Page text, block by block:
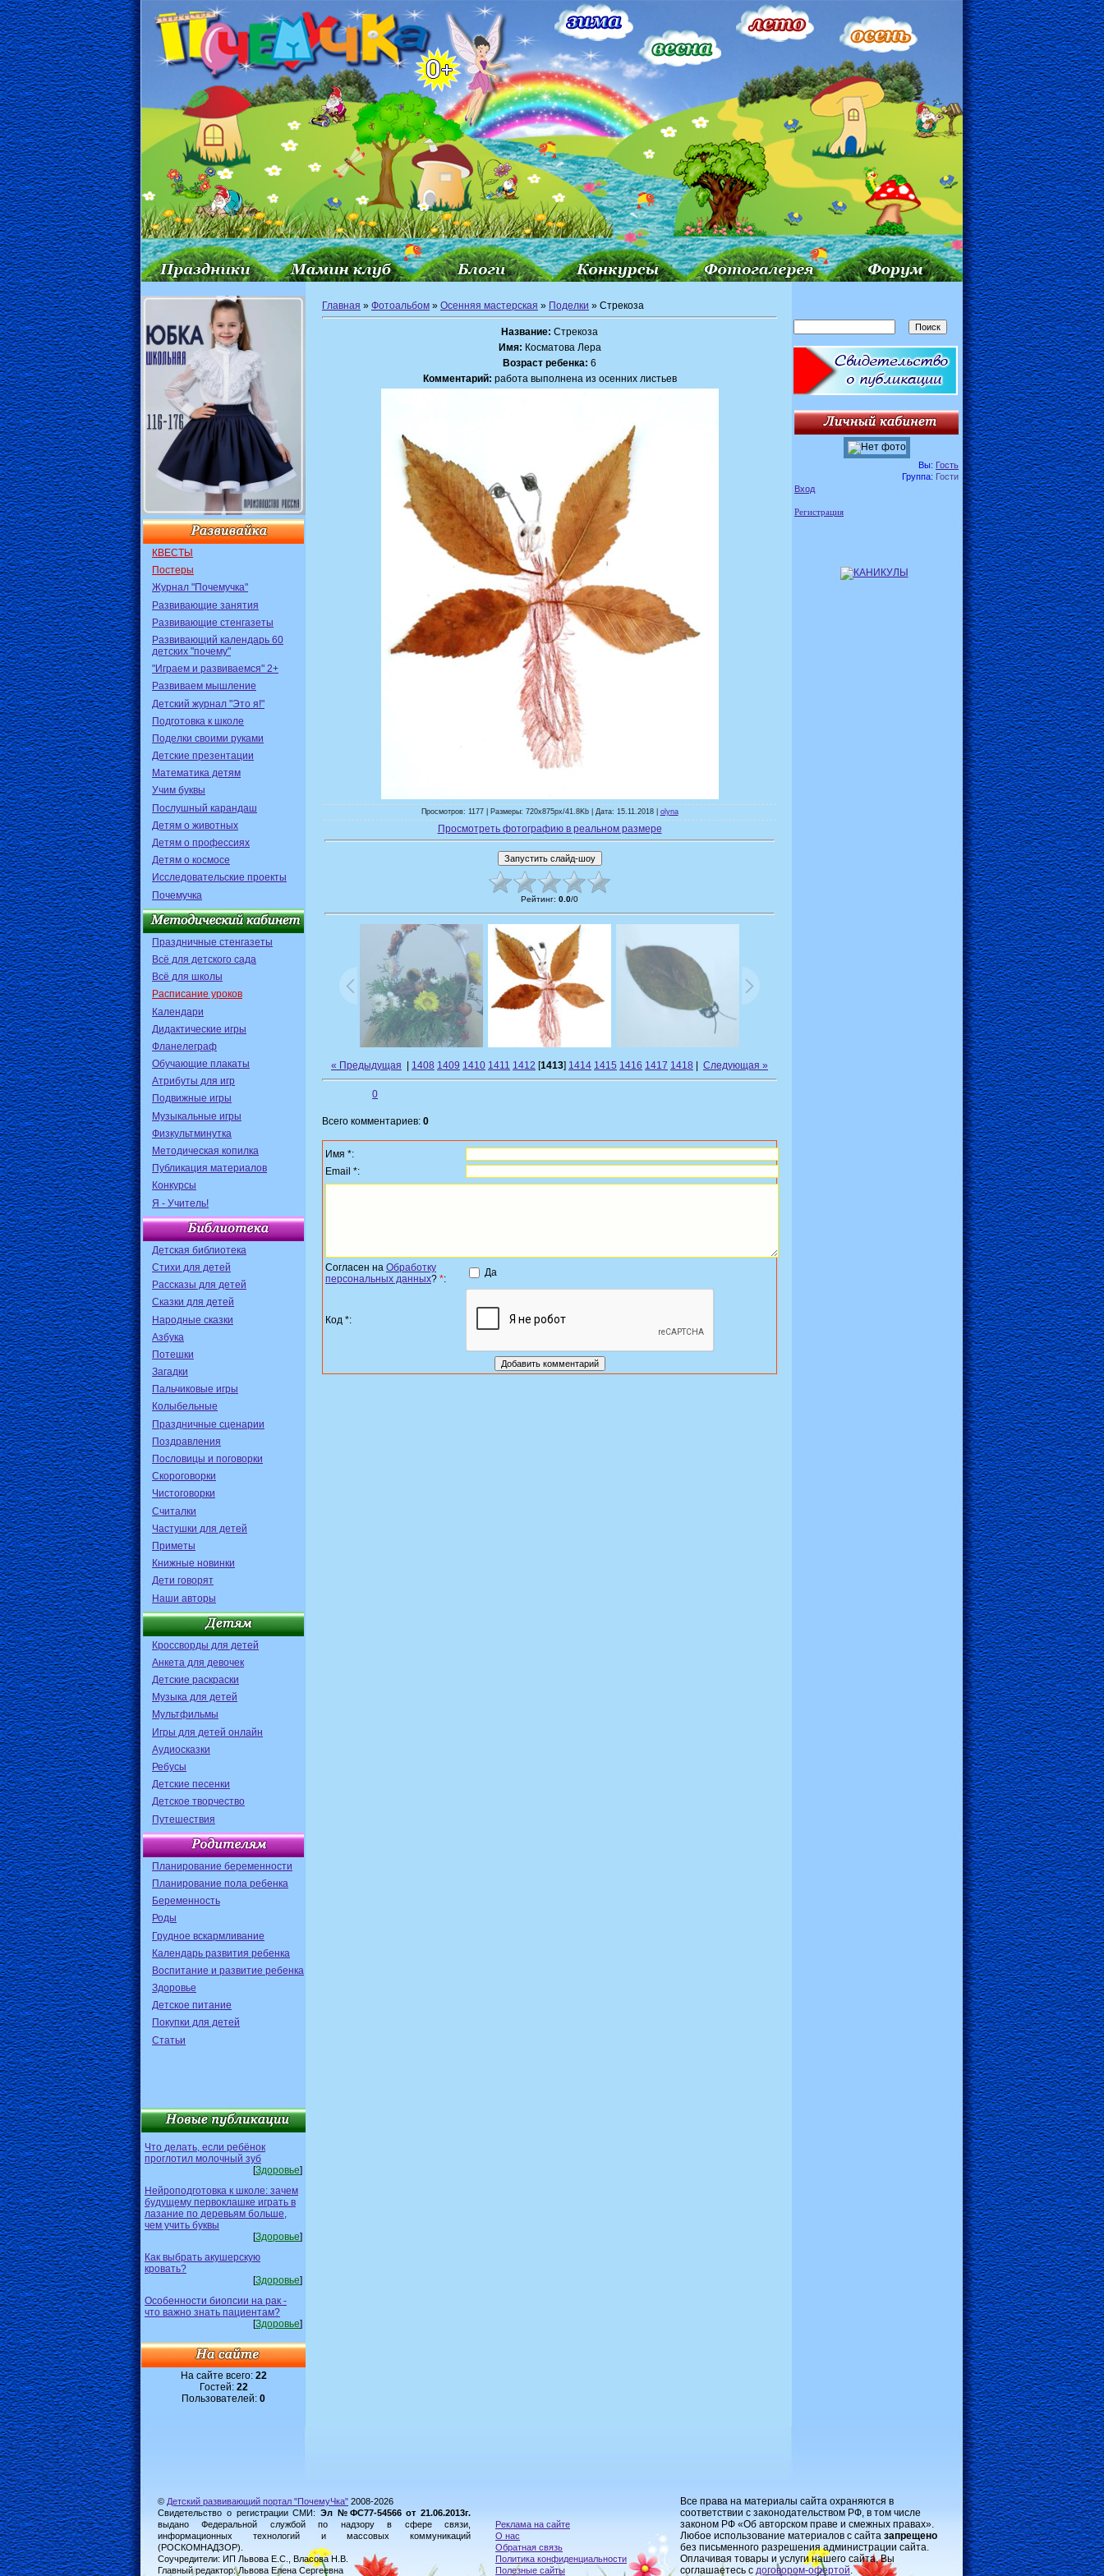
КВЕСТЫ
Постеры
Журнал "Почемучка"
Развивающие занятия
Развивающие стенгазеты
Развивающий календарь 60
детских "почему"
"Играем и развиваемся" 2+
Развиваем мышление
Детский журнал "Это я!"
Подготовка к школе
Поделки своими руками
Детские презентации
Математика детям
Учим буквы
Послушный карандаш
Детям о животных
Детям о профессиях
Детям о космосе
Исследовательские проекты
Почемучка
Праздничные стенгазеты
Всё для детского сада
Всё для школы
Расписание уроков
Календари
Дидактические игры
Фланелеграф
Обучающие плакаты
Атрибуты для игр
Подвижные игры
Музыкальные игры
Физкультминутка
Методическая копилка
Публикация материалов
Конкурсы
Я - Учитель!
Детская библиотека
Стихи для детей
Рассказы для детей
Сказки для детей
Народные сказки
Азбука
Потешки
Загадки
Пальчиковые игры
Колыбельные
Праздничные сценарии
Поздравления
Пословицы и поговорки
Скороговорки
Чистоговорки
Считалки
Частушки для детей
Приметы
Книжные новинки
Дети говорят
Наши авторы
Кроссворды для детей
Анкета для девочек
Детские раскраски
Музыка для детей
Мультфильмы
Игры для детей онлайн
Аудиосказки
Ребусы
Детские песенки
Детское творчество
Путешествия
Планирование беременности
Планирование пола ребенка
Беременность
Роды
Грудное вскармливание
Календарь развития ребенка
Воспитание и развитие ребенка
Здоровье
Детское питание
Покупки для детей
Статьи
Что делать, если ребёнок
проглотил молочный зуб
[Здоровье]
Нейроподготовка к школе: зачем
будущему первоклашке играть в
лазание по деревьям больше,
чем учить буквы
[Здоровье]
Как выбрать акушерскую
кровать?
[Здоровье]
Особенности биопсии на рак -
что важно знать пациентам?
[Здоровье]
На сайте всего: 22
Гостей: 22
Пользователей: 0
Главная » Фотоальбом » Осенняя мастерская » Поделки » Стрекоза
Название: Стрекоза
Имя: Косматова Лера
Возраст ребенка: 6
Комментарий: работа выполнена из осенних листьев
Просмотров: 1177 | Размеры: 720x875px/41.8Kb | Дата: 15.11.2018 | olyna
Просмотреть фотографию в реальном размере
Рейтинг: 0.0/0
« Предыдущая 1408 1409 1410 1411 1412 [1413] 1414 1415 1416 1417 1418 Следующая »
0
Всего комментариев: 0
Имя *:
Email *:
Согласен на Обработку
персональных данных? *:
Да
Код *:
Вы: Гость
Группа: Гости
Вход
Регистрация
© Детский развивающий портал "ПочемуЧка" 2008-2026
Свидетельство о регистрации СМИ: Эл №ФС77-54566 от 21.06.2013г.
выдано Федеральной службой по надзору в сфере связи,
информационных технологий и массовых коммуникаций
(РОСКОМНАДЗОР).
Соучредители: ИП Львова Е.С., Власова Н.В.
Главный редактор: Львова Елена Сергеевна
Реклама на сайте
О нас
Обратная связь
Политика конфиденциальности
Полезные сайты
Все права на материалы сайта охраняются в
соответствии с законодательством РФ, в том числе
законом РФ «Об авторском праве и смежных правах».
Любое использование материалов с сайта запрещено
без письменного разрешения администрации сайта.
Оплачивая товары и услуги нашего сайта, Вы
соглашаетесь с договором-oфертой.